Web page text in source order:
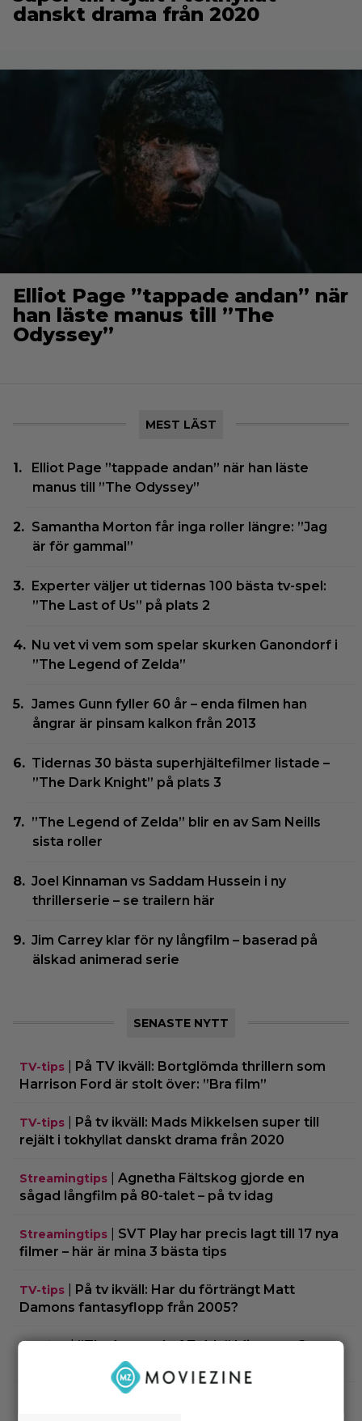
danskt drama från 2020
Elliot Page ”tappade andan” när
han läste manus till ”The
Odyssey”
MEST LÄST
Elliot Page ”tappade andan” när han läste
manus till ”The Odyssey”
Samantha Morton får inga roller längre: ”Jag
är för gammal”
Experter väljer ut tidernas 100 bästa tv-spel:
”The Last of Us” på plats 2
Nu vet vi vem som spelar skurken Ganondorf i
”The Legend of Zelda”
James Gunn fyller 60 år – enda filmen han
ångrar är pinsam kalkon från 2013
Tidernas 30 bästa superhjältefilmer listade –
”The Dark Knight” på plats 3
”The Legend of Zelda” blir en av Sam Neills
sista roller
Joel Kinnaman vs Saddam Hussein i ny
thrillerserie – se trailern här
Jim Carrey klar för ny långfilm – baserad på
älskad animerad serie
SENASTE NYTT
TV-tips
På TV ikväll: Bortglömda thrillern som
Harrison Ford är stolt över: ”Bra film”
TV-tips
På tv ikväll: Mads Mikkelsen super till
rejält i tokhyllat danskt drama från 2020
Streamingtips
Agnetha Fältskog gjorde en
sågad långfilm på 80-talet – på tv idag
Streamingtips
SVT Play har precis lagt till 17 nya
filmer – här är mina 3 bästa tips
TV-tips
På tv ikväll: Har du förträngt Matt
Damons fantasyflopp från 2005?
Casting|”The Legend of Zelda” blir en av Sam
Neills sista roller